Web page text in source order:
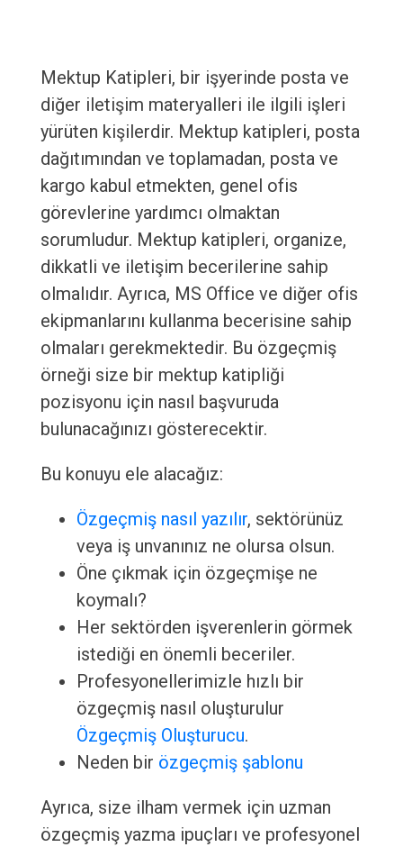
Mektup Katipleri, bir işyerinde posta ve
diğer iletişim materyalleri ile ilgili işleri
yürüten kişilerdir. Mektup katipleri, posta
dağıtımından ve toplamadan, posta ve
kargo kabul etmekten, genel ofis
görevlerine yardımcı olmaktan
sorumludur. Mektup katipleri, organize,
dikkatli ve iletişim becerilerine sahip
olmalıdır. Ayrıca, MS Office ve diğer ofis
ekipmanlarını kullanma becerisine sahip
olmaları gerekmektedir. Bu özgeçmiş
örneği size bir mektup katipliği
pozisyonu için nasıl başvuruda
bulunacağınızı gösterecektir.
Bu konuyu ele alacağız:
Özgeçmiş nasıl yazılır, sektörünüz
veya iş unvanınız ne olursa olsun.
Öne çıkmak için özgeçmişe ne
koymalı?
Her sektörden işverenlerin görmek
istediği en önemli beceriler.
Profesyonellerimizle hızlı bir
özgeçmiş nasıl oluşturulur
Özgeçmiş Oluşturucu.
Neden bir özgeçmiş şablonu
Ayrıca, size ilham vermek için uzman
özgeçmiş yazma ipuçları ve profesyonel